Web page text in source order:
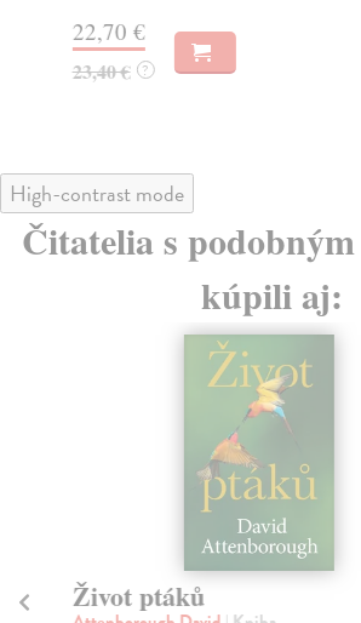
22,70 €
23,40 € ?
High-contrast mode
Čitatelia s
kúpili aj:
Život ptáků